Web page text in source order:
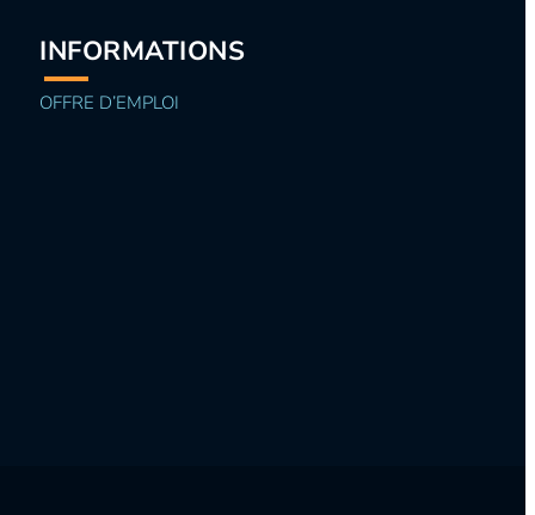
INFORMATIONS
OFFRE D’EMPLOI